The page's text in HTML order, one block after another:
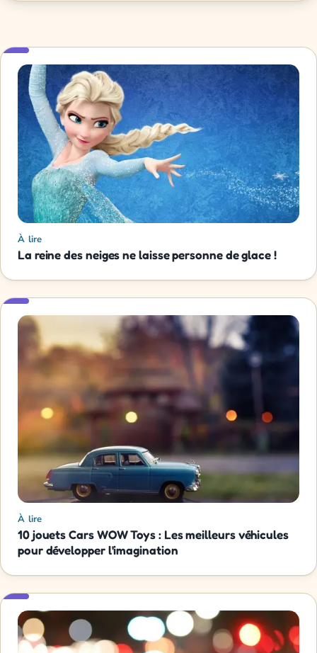
À lire
La reine des neiges ne laisse personne de glace !
À lire
10 jouets Cars WOW Toys : Les meilleurs véhicules
pour développer l'imagination